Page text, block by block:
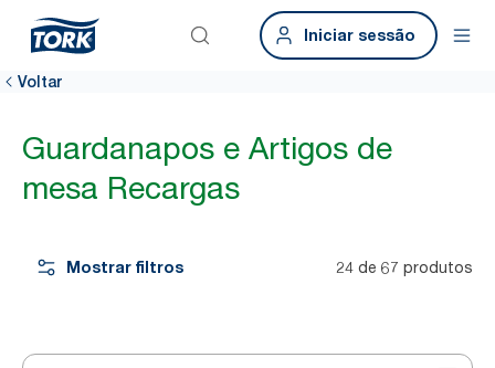
Iniciar sessão
Voltar
Guardanapos e Artigos de
mesa Recargas
Mostrar filtros 24 de 67 produtos